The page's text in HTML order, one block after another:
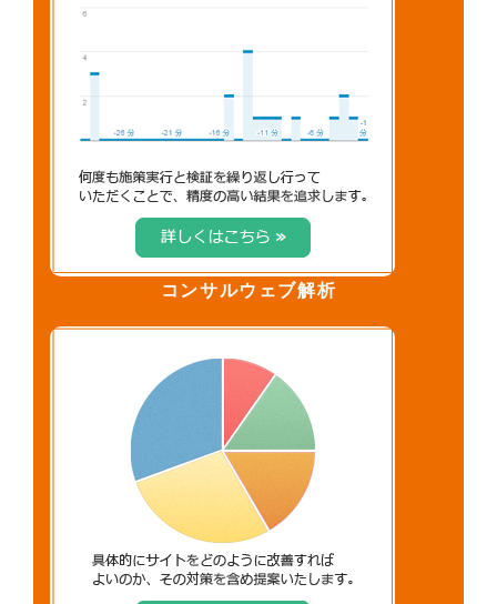
コンサルウェブ解析